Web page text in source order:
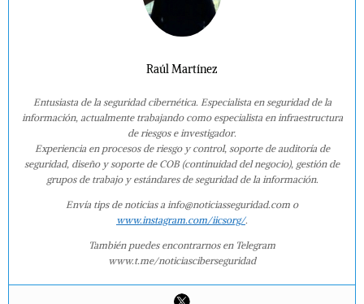
Raúl Martínez
Entusiasta de la seguridad cibernética. Especialista en seguridad de la
información, actualmente trabajando como especialista en infraestructura
de riesgos e investigador.
Experiencia en procesos de riesgo y control, soporte de auditoría de
seguridad, diseño y soporte de COB (continuidad del negocio), gestión de
grupos de trabajo y estándares de seguridad de la información.
Envía tips de noticias a info@noticiasseguridad.com o
www.instagram.com/iicsorg/.
También puedes encontrarnos en Telegram
www.t.me/noticiasciberseguridad